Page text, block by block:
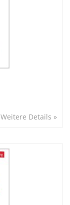
Weitere Details »